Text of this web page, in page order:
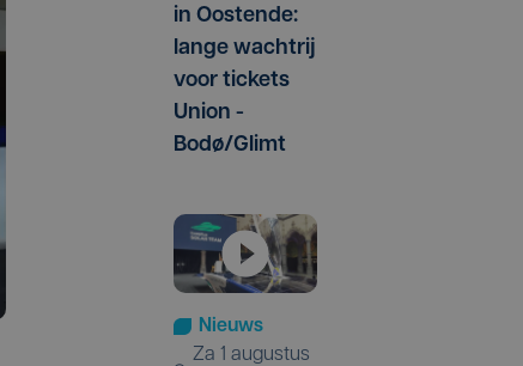
in Oostende:
lange wachtrij
voor tickets
Union -
Bodø/Glimt
Nieuws
za 1 augustus